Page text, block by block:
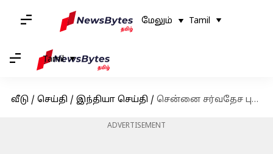
மேலும் Tamil
Tamil
வீடு / செய்தி / இந்தியா செய்தி / சென்னை சர்வதேச புத்தக கண்காட்சியில் முதல்வர் - மொழிபெயர்க்கப்பட்ட நூல்களை வெளியிட்டார்
ADVERTISEMENT